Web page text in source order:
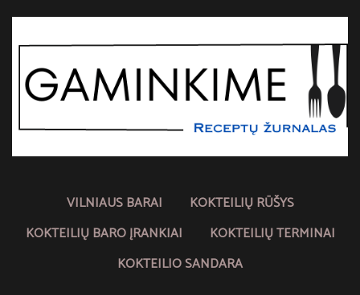
VILNIAUS BARAI
KOKTEILIŲ RŪŠYS
KOKTEILIŲ BARO ĮRANKIAI
KOKTEILIŲ TERMINAI
KOKTEILIO SANDARA